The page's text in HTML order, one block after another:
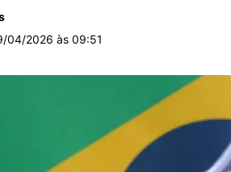
04/2026 às 09:51